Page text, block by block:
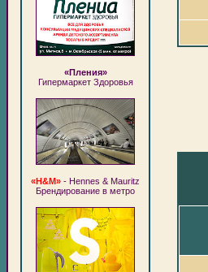
«Пления»
Гипермаркет Здоровья
«H&M» - Hennes & Mauritz
Брендирование в метро